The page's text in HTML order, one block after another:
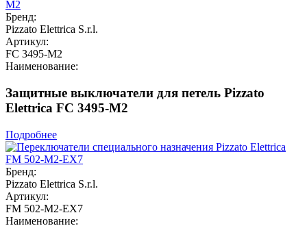
Бренд:
Pizzato Elettrica S.r.l.
Артикул:
FC 3495-M2
Наименование:
Защитные выключатели для петель Pizzato
Elettrica FC 3495-M2
Подробнее
Бренд:
Pizzato Elettrica S.r.l.
Артикул:
FM 502-M2-EX7
Наименование: